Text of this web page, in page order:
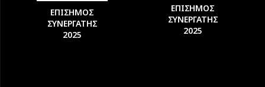
ΕΠΙΣΗΜΟΣ
ΣΥΝΕΡΓΑΤΗΣ
2025
ΕΠΙΣΗΜΟΣ
ΣΥΝΕΡΓΑΤΗΣ
2025